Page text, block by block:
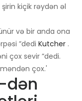
kiçik rəydən əl
və bir anda ona
”dedi Kutcher .
çox sevir ”dedi.
çox.'
dən